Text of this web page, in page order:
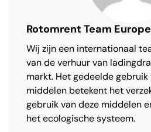
Rotomrent Team Europe
Wij zijn een internationaal
van de verhuur van
markt. Het gedeelde
middelen betekent het
gebruik van deze middelen
het ecologische systeem.